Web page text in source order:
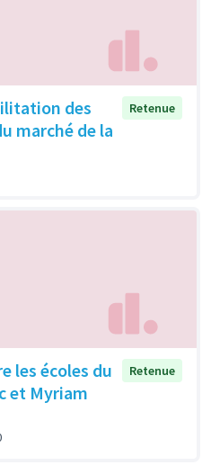
des
marché de la
Retenue
les écoles du
et Myriam
Retenue